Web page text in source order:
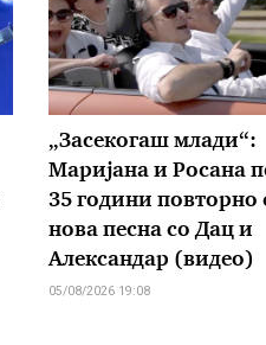
„Засекогаш млади“:
Маријана и Росана
35 години повторно
нова песна со Дац и
Александар (видео)
05/08/2026 19:08